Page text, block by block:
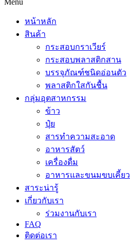
Menu
หน้าหลัก
สินค้า
กระสอบกราเวียร์
กระสอบพลาสติกสาน
บรรจุภัณฑ์ชนิดอ่อนตัว
พลาสติกใสกันชื้น
กลุ่มอุตสาหกรรม
ข้าว
ปุ๋ย
สารทำความสะอาด
อาหารสัตว์
เครื่องดื่ม
อาหารและขนมขบเคี้ยว
สาระน่ารู้
เกี่ยวกับเรา
ร่วมงานกับเรา
FAQ
ติดต่อเรา